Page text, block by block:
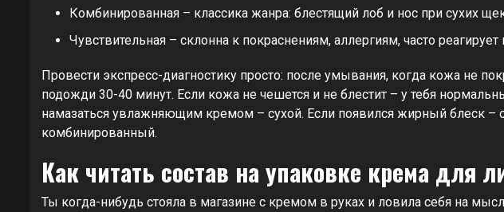
Комбинированная – классика жанра: блестящий лоб и нос при сухих
Чувствительная – склонна к покраснениям, аллергиям, часто
Провести экспресс-диагностику просто: после умывания, когда кожа не
подожди 30-40 минут. Если кожа не чешется и не блестит – у тебя
намазаться увлажняющим кремом – сухой. Если появился жирный блеск –
комбинированный.
Как читать состав на упаковке крема для
Ты когда-нибудь стояла в магазине с кремом в руках и ловила себя на